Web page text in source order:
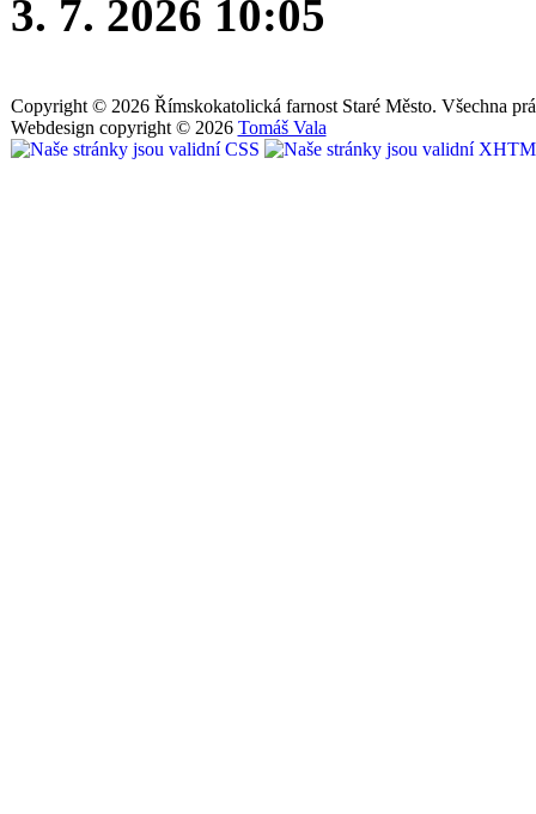
3. 7. 2026 10:05
Copyright © 2026 Římskokatolická farnost Staré Město. Všechna
Webdesign copyright © 2026 Tomáš Vala